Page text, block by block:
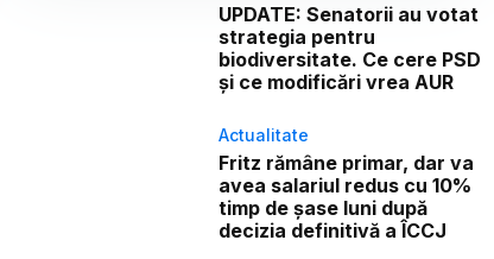
UPDATE: Senatorii au votat
strategia pentru
biodiversitate. Ce cere PSD
și ce modificări vrea AUR
Actualitate
Fritz rămâne primar, dar va
avea salariul redus cu 10%
timp de șase luni după
decizia definitivă a ÎCCJ